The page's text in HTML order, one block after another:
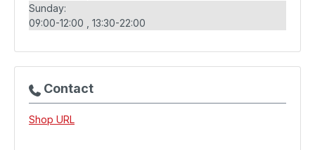
Sunday:
09:00-12:00
13:30-22:00
Contact
Shop URL